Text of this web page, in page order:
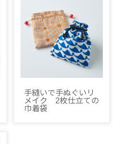
手縫いで手ぬぐいリ
メイク 2枚仕立ての
巾着袋